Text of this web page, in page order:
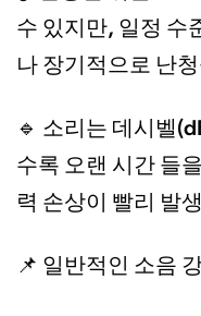
수 있지만, 일정 수
나 장기적으로 난
🔹 소리는 데시벨
수록 오랜 시간 들
력 손상이 빨리 발생
📌 일반적인 소음